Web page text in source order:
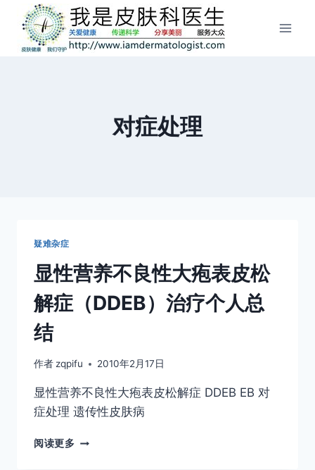
对症处理
疑难杂症
显性营养不良性大疱表皮松
解症（DDEB）治疗个人总
结
作者zqpifu 2010年2月17日
显性营养不良性大疱表皮松解症 DDEB EB 对
症处理 遗传性皮肤病
阅读更多 显